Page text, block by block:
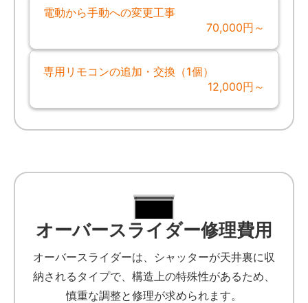
電動から手動への変更工事
70,000円～
専用リモコンの追加・交換（1個）
12,000円～
オーバースライダー修理費用
オーバースライダーは、シャッターが天井裏に収
納されるタイプで、構造上の特殊性があるため、
慎重な調整と修理が求められます。